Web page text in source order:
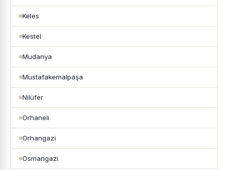
Keles
Kestel
Mudanya
Mustafakemalpaşa
Nilüfer
Orhaneli
Orhangazi
Osmangazi